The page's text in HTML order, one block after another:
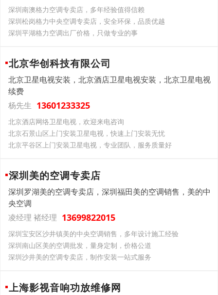
深圳南澳格力空调专卖店，多年经验值得信赖
深圳松岗格力中央空调专卖店，安全环保，品质优越
深圳平湖格力空调出厂价格，只做专业的事
北京华创科技有限公司
北京卫星电视安装，北京酒店卫星电视安装，北京卫星电视
续费
杨先生 13601233325
北京酒店网络卫星电视，欢迎来电咨询
北京石景山区上门安装卫星电视，快速上门安装无忧
北京平谷区上门安装卫星电视，专业团队，服务质量好
深圳美的空调专卖店
深圳罗湖美的空调专卖店，深圳福田美的空调销售，美的中
央空调
凌经理 褚经理 13699822015
深圳宝安区沙井镇美的中央空调销售，多年设计施工经验
深圳南山区美的空调批发，量身定制，价格公道
深圳沙井美的空调专卖店，制作安装一站式服务
上海影视音响功放维修网